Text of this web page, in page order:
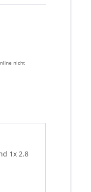
nicht
1x 2.8